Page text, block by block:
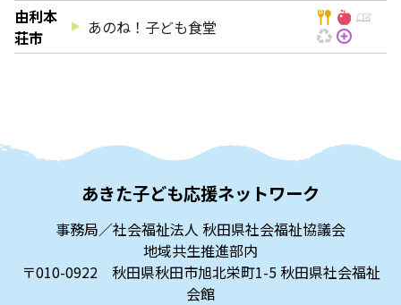
由利本
荘市
あのね！子ども食堂
あきた子ども応援ネットワーク
事務局／社会福祉法人 秋田県社会福祉協議会
地域共生推進部内
〒010-0922 秋田県秋田市旭北栄町1-5 秋田県社会福祉
会館